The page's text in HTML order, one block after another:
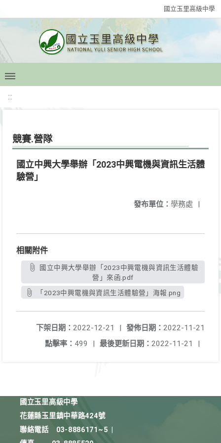
國立玉里高級中學
:::
競賽.營隊
國立中興大學舉辦「2023中興電機與資訊生活體
驗營」
發布單位： 學務處 |
相關附件
營」來函.pdf
「2023中興電機與資訊生活體驗營」海報.png
發佈日期： 2022-11-21
下架日期： 2022-12-21
|
最後更新日期： 2022-11-21 |
點擊率： 499 |
國立玉里高級中學
花蓮縣玉里鎮中華路424號
聯絡電話
03-8886171~5